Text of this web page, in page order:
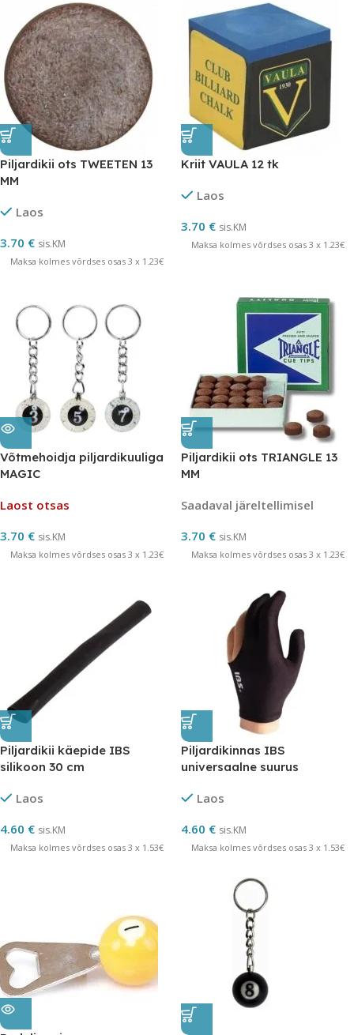
Piljardikii ots TWEETEN 13
MM
Laos
3.70 € sis.KM
Maksa kolmes võrdses osas 3 x 1.23€
Kriit VAULA 12 tk
Laos
3.70 € sis.KM
Maksa kolmes võrdses osas 3 x 1.23€
Võtmehoidja piljardikuuliga
MAGIC
Laost otsas
3.70 € sis.KM
Maksa kolmes võrdses osas 3 x 1.23€
Piljardikii ots TRIANGLE 13
MM
Saadaval järeltellimisel
3.70 € sis.KM
Maksa kolmes võrdses osas 3 x 1.23€
Piljardikii käepide IBS
silikoon 30 cm
Laos
4.60 € sis.KM
Maksa kolmes võrdses osas 3 x 1.53€
Piljardikinnas IBS
universaalne suurus
Laos
4.60 € sis.KM
Maksa kolmes võrdses osas 3 x 1.53€